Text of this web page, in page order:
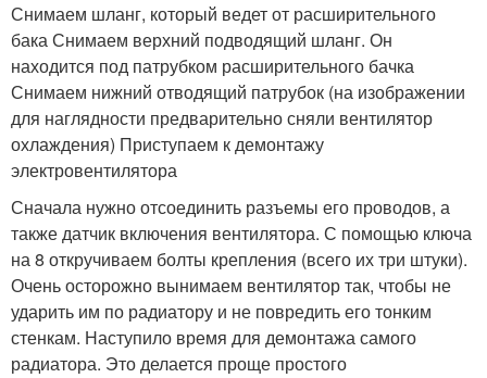
Снимаем шланг, который ведет от расширительного
бака Снимаем верхний подводящий шланг. Он
находится под патрубком расширительного бачка
Снимаем нижний отводящий патрубок (на изображении
для наглядности предварительно сняли вентилятор
охлаждения) Приступаем к демонтажу
электровентилятора
Сначала нужно отсоединить разъемы его проводов, а
также датчик включения вентилятора. С помощью ключа
на 8 откручиваем болты крепления (всего их три штуки).
Очень осторожно вынимаем вентилятор так, чтобы не
ударить им по радиатору и не повредить его тонким
стенкам. Наступило время для демонтажа самого
радиатора. Это делается проще простого